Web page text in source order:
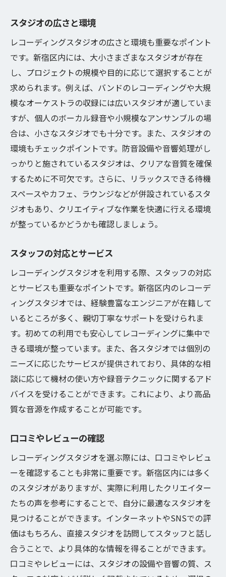
音質向上のための工夫
レコーディングスタジオ利用前に知っておくべ
き新宿区の注意点
新宿区の交通とアクセス情報
周辺の食事スポットの紹介
スタジオ付近の宿泊施設
治安と安全対策
騒音問題とその対策
緊急時の連絡先
新宿区のレコーディングスタジオで最高の音を
録るためのコツ
マイクの選び方と配置
部屋の音響特性を理解する
リバーブとエコーの使い方
モニタリング環境の整備
プロフェッショナルのアドバイスを活用
スタジオの広さと環境
レコーディングスタジオの広さと環境も重要なポイント
です。新宿区内には、大小さまざまなスタジオが存在
し、プロジェクトの規模や目的に応じて選択することが
求められます。例えば、バンドのレコーディングや大規
模なオーケストラの収録には広いスタジオが適していま
すが、個人のボーカル録音や小規模なアンサンブルの場
合は、小さなスタジオでも十分です。また、スタジオの
環境もチェックポイントです。防音設備や音響処理がし
っかりと施されているスタジオは、クリアな音質を確保
するために不可欠です。さらに、リラックスできる待機
スペースやカフェ、ラウンジなどが併設されているスタ
ジオもあり、クリエイティブな作業を快適に行える環境
が整っているかどうかも確認しましょう。
スタッフの対応とサービス
レコーディングスタジオを利用する際、スタッフの対応
とサービスも重要なポイントです。新宿区内のレコーデ
ィングスタジオでは、経験豊富なエンジニアが在籍して
いるところが多く、親切丁寧なサポートを受けられま
す。初めての利用でも安心してレコーディングに集中で
きる環境が整っています。また、各スタジオでは個別の
ニーズに応じたサービスが提供されており、具体的な相
談に応じて機材の使い方や録音テクニックに関するアド
バイスを受けることができます。これにより、より高品
質な音源を作成することが可能です。
口コミやレビューの確認
レコーディングスタジオを選ぶ際には、口コミやレビュ
ーを確認することも非常に重要です。新宿区内には多く
のスタジオがありますが、実際に利用したクリエイター
たちの声を参考にすることで、自分に最適なスタジオを
見つけることができます。インターネットやSNSでの評
価はもちろん、直接スタジオを訪問してスタッフと話し
合うことで、より具体的な情報を得ることができます。
口コミやレビューには、スタジオの設備や音響の質、ス